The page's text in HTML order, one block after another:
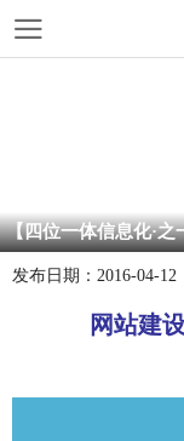
【四位一体信息化·
发布日期： 2016-04-12
网站建